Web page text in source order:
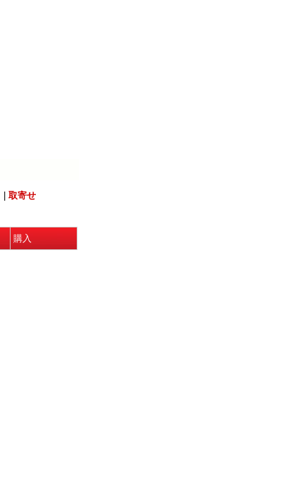
取寄せ
購入